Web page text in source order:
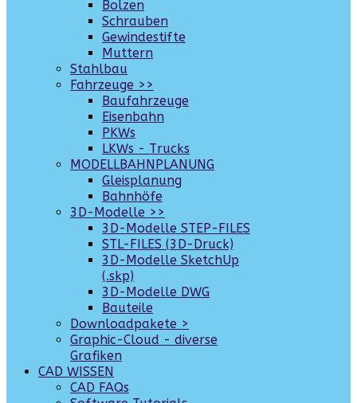
Bolzen
Schrauben
Gewindestifte
Muttern
Stahlbau
Fahrzeuge >>
Baufahrzeuge
Eisenbahn
PKWs
LKWs - Trucks
MODELLBAHNPLANUNG
Gleisplanung
Bahnhöfe
3D-Modelle >>
3D-Modelle STEP-FILES
STL-FILES (3D-Druck)
3D-Modelle SketchUp
(.skp)
3D-Modelle DWG
Bauteile
Downloadpakete >
Graphic-Cloud - diverse
Grafiken
CAD WISSEN
CAD FAQs